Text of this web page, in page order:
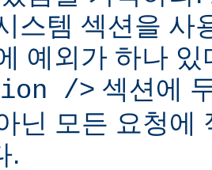
스템 섹션을 사
예외가 하나
/> 섹션에
닌 모든 요청에
.